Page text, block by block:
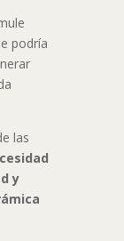
podría
las
y